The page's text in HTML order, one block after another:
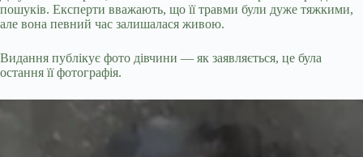
пошуків. Експерти вважають, що її травми були дуже тяжкими,
але вона певний час залишалася живою.
Видання публікує фото дівчини — як заявляється, це була
остання її фотографія.